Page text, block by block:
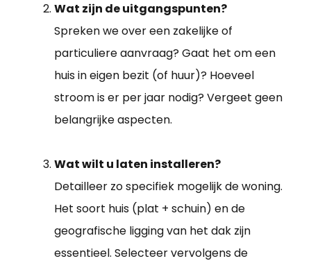
Wat zijn de uitgangspunten?
Spreken we over een zakelijke of
particuliere aanvraag? Gaat het om een
huis in eigen bezit (of huur)? Hoeveel
stroom is er per jaar nodig? Vergeet geen
belangrijke aspecten.
Wat wilt u laten installeren?
Detailleer zo specifiek mogelijk de woning.
Het soort huis (plat + schuin) en de
geografische ligging van het dak zijn
essentieel. Selecteer vervolgens de